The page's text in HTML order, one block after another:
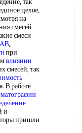
так
целое,
на
смесей
смеси
,
при
влиянии
смесей, так
В работе
и
пришли